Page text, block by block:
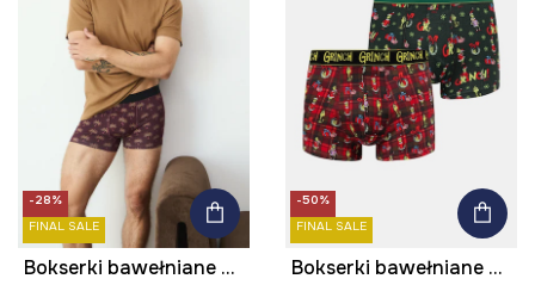
-28%
FINAL SALE
Bokserki bawełniane męskie z elastanem wzorzyste (2-pack)
-50%
FINAL SALE
Bokserki bawełniane męskie z elastanem świąteczne Grinch (2-pack)